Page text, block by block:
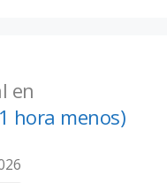
en
hora menos)